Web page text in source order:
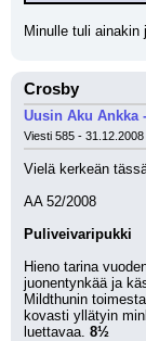
Minulle tuli ainakin
Crosby
Uusin Aku Ankka
Viesti 585 -
Vielä kerkeän
AA 52/2008
Puliveivaripukki
Hieno tarina
juonentynkää ja
Mildthunin
kovasti yllätyin
luettavaa. 8½